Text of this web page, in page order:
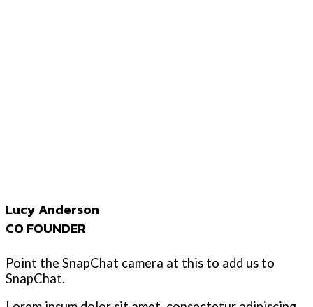
Lucy Anderson
CO FOUNDER
Point the SnapChat camera at this to add us to
SnapChat.